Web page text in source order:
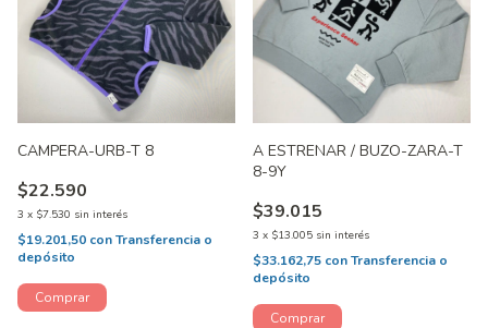
CAMPERA-URB-T 8
$22.590
3 x $7.530 sin interés
$19.201,50 conTransferencia o
depósito
A ESTRENAR / BUZO-ZARA-T
8-9Y
$39.015
3 x $13.005 sin interés
$33.162,75 conTransferencia o
depósito